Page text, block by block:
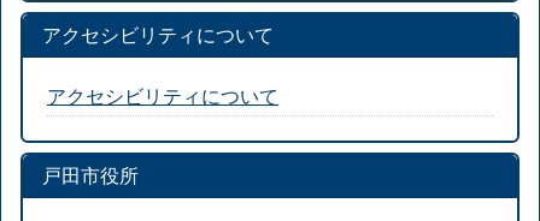
アクセシビリティについて
アクセシビリティについて
戸田市役所